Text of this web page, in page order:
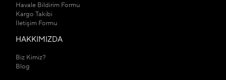
Havale Bildirim Formu
Kargo Takibi
İletişim Formu
HAKKIMIZDA
Biz Kimiz?
Blog